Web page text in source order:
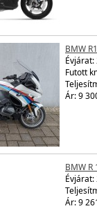
BMW
Évjárat:
Futott
Ár: 9
BMW R
Évjárat:
Ár: 9